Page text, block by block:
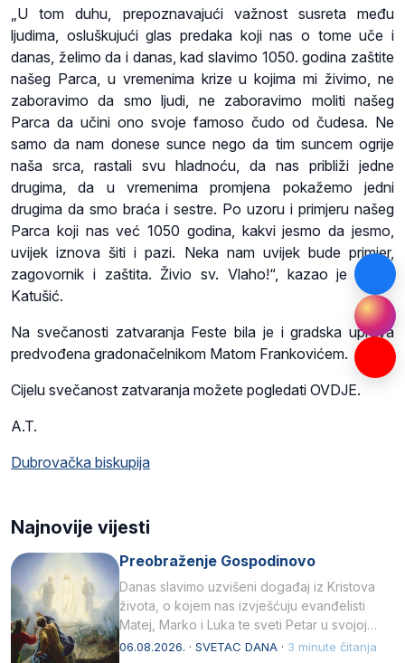
„U tom duhu, prepoznavajući važnost susreta među
ljudima, osluškujući glas predaka koji nas o tome uče i
danas, želimo da i danas, kad slavimo 1050. godina zaštite
našeg Parca, u vremenima krize u kojima mi živimo, ne
zaboravimo da smo ljudi, ne zaboravimo moliti našeg
Parca da učini ono svoje famoso čudo od čudesa. Ne
samo da nam donese sunce nego da tim suncem ogrije
naša srca, rastali svu hladnoću, da nas približi jedne
drugima, da u vremenima promjena pokažemo jedni
drugima da smo braća i sestre. Po uzoru i primjeru našeg
Parca koji nas već 1050 godina, kakvi jesmo da jesmo,
uvijek iznova šiti i pazi. Neka nam uvijek bude primjer,
zagovornik i zaštita. Živio sv. Vlaho!“, kazao je rektor
Katušić.
Na svečanosti zatvaranja Feste bila je i gradska uprava
predvođena gradonačelnikom Matom Frankovićem.
Cijelu svečanost zatvaranja možete pogledati OVDJE.
A.T.
Dubrovačka biskupija
Najnovije vijesti
Preobraženje Gospodinovo
Danas slavimo uzvišeni događaj iz Kristova
života, o kojem nas izvješćuju evanđelisti
Matej, Marko i Luka te sveti Petar u svojoj
drugoj…
06.08.2026. · SVETAC DANA · 3 minute čitanja